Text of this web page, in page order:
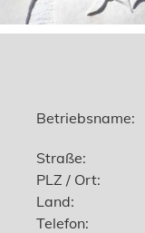
Betriebsname:
Straße:
PLZ / Ort:
Land:
Telefon: